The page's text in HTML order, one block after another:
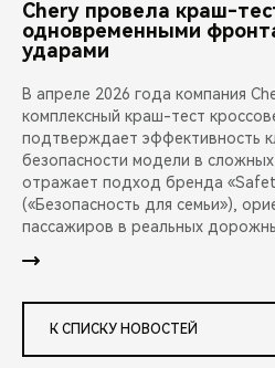
Chery провела краш-
одновременными
ударами
В апреле 2026 года компания
комплексный краш-тест
подтверждает эффективность
безопасности модели в
отражает подход бренда
(«Безопасность для семьи»),
пассажиров в реальных
К СПИСКУ НОВОСТЕЙ